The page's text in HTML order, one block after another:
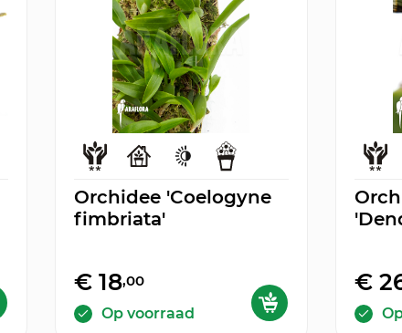
Orchidee 'Coelogyne
fimbriata'
€ 18,00
Op voorraad
€